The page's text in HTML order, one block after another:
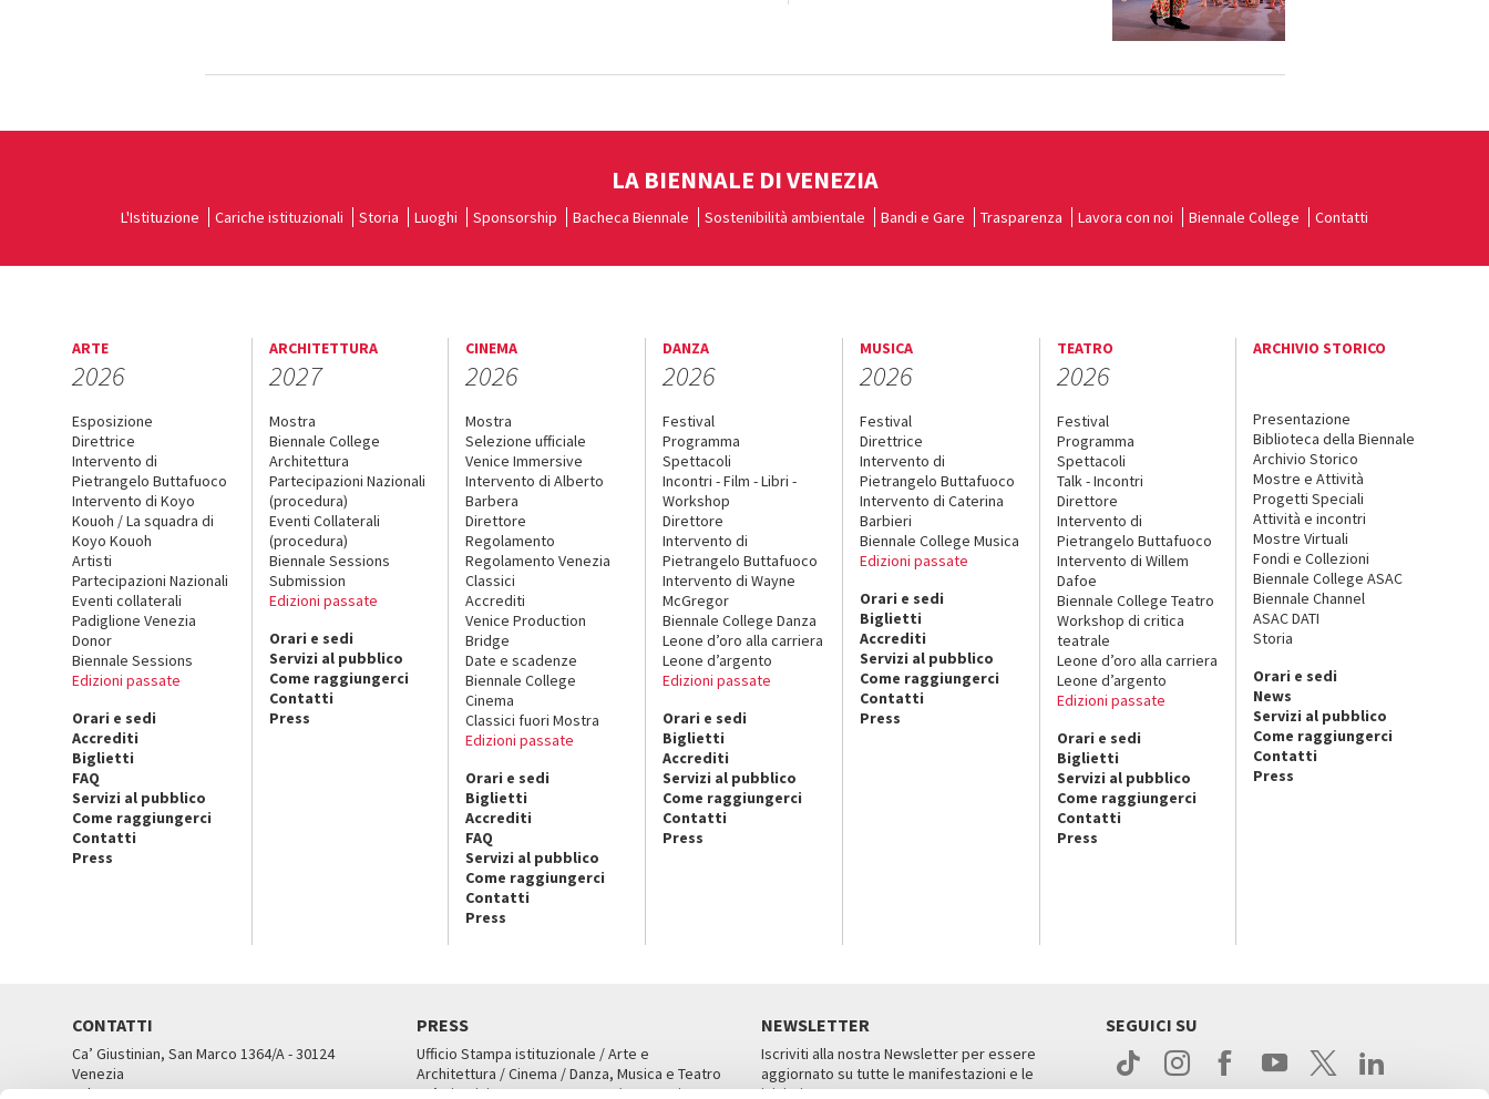
LA BIENNALE DI VENEZIA
L'Istituzione Cariche istituzionali Storia Luoghi Sponsorship Bacheca Biennale Sostenibilità ambientale Bandi e Gare Trasparenza Lavora con noi Biennale College Contatti
ARTE
2026
Esposizione
Direttrice
Intervento di
Pietrangelo Buttafuoco
Intervento di Koyo
Kouoh / La squadra di
Koyo Kouoh
Artisti
Partecipazioni Nazionali
Eventi collaterali
Padiglione Venezia
Donor
Biennale Sessions
Edizioni passate
Orari e sedi
Accrediti
Biglietti
FAQ
Servizi al pubblico
Come raggiungerci
Contatti
Press
ARCHITETTURA
2027
Mostra
Biennale College
Architettura
Partecipazioni Nazionali
(procedura)
Eventi Collaterali
(procedura)
Biennale Sessions
Submission
Edizioni passate
Orari e sedi
Servizi al pubblico
Come raggiungerci
Contatti
Press
CINEMA
2026
Mostra
Selezione ufficiale
Venice Immersive
Intervento di Alberto
Barbera
Direttore
Regolamento
Regolamento Venezia
Classici
Accrediti
Venice Production
Bridge
Date e scadenze
Biennale College
Cinema
Classici fuori Mostra
Edizioni passate
Orari e sedi
Biglietti
Accrediti
FAQ
Servizi al pubblico
Come raggiungerci
Contatti
Press
DANZA
2026
Festival
Programma
Spettacoli
Incontri - Film - Libri -
Workshop
Direttore
Intervento di
Pietrangelo Buttafuoco
Intervento di Wayne
McGregor
Biennale College Danza
Leone d’oro alla carriera
Leone d’argento
Edizioni passate
Orari e sedi
Biglietti
Accrediti
Servizi al pubblico
Come raggiungerci
Contatti
Press
MUSICA
2026
Festival
Direttrice
Intervento di
Pietrangelo Buttafuoco
Intervento di Caterina
Barbieri
Biennale College Musica
Edizioni passate
Orari e sedi
Biglietti
Accrediti
Servizi al pubblico
Come raggiungerci
Contatti
Press
TEATRO
2026
Festival
Programma
Spettacoli
Talk - Incontri
Direttore
Intervento di
Pietrangelo Buttafuoco
Intervento di Willem
Dafoe
Biennale College Teatro
Workshop di critica
teatrale
Leone d’oro alla carriera
Leone d’argento
Edizioni passate
Orari e sedi
Biglietti
Servizi al pubblico
Come raggiungerci
Contatti
Press
ARCHIVIO STORICO
Presentazione
Biblioteca della Biennale
Archivio Storico
Mostre e Attività
Progetti Speciali
Attività e incontri
Mostre Virtuali
Fondi e Collezioni
Biennale College ASAC
Biennale Channel
ASAC DATI
Storia
Orari e sedi
News
Servizi al pubblico
Come raggiungerci
Contatti
Press
CONTATTI
Ca’ Giustinian, San Marco 1364/A - 30124
Venezia
Tel. 041 5218711
PRESS
Ufficio Stampa istituzionale / Arte e
Architettura / Cinema / Danza, Musica e Teatro
Ca’ Giustinian, San Marco 1364/A, Venezia
NEWSLETTER
Iscriviti alla nostra Newsletter per essere
aggiornato su tutte le manifestazioni e le
iniziative.
SEGUICI SU